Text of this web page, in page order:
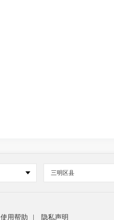
三明区县
使用帮助 隐私声明